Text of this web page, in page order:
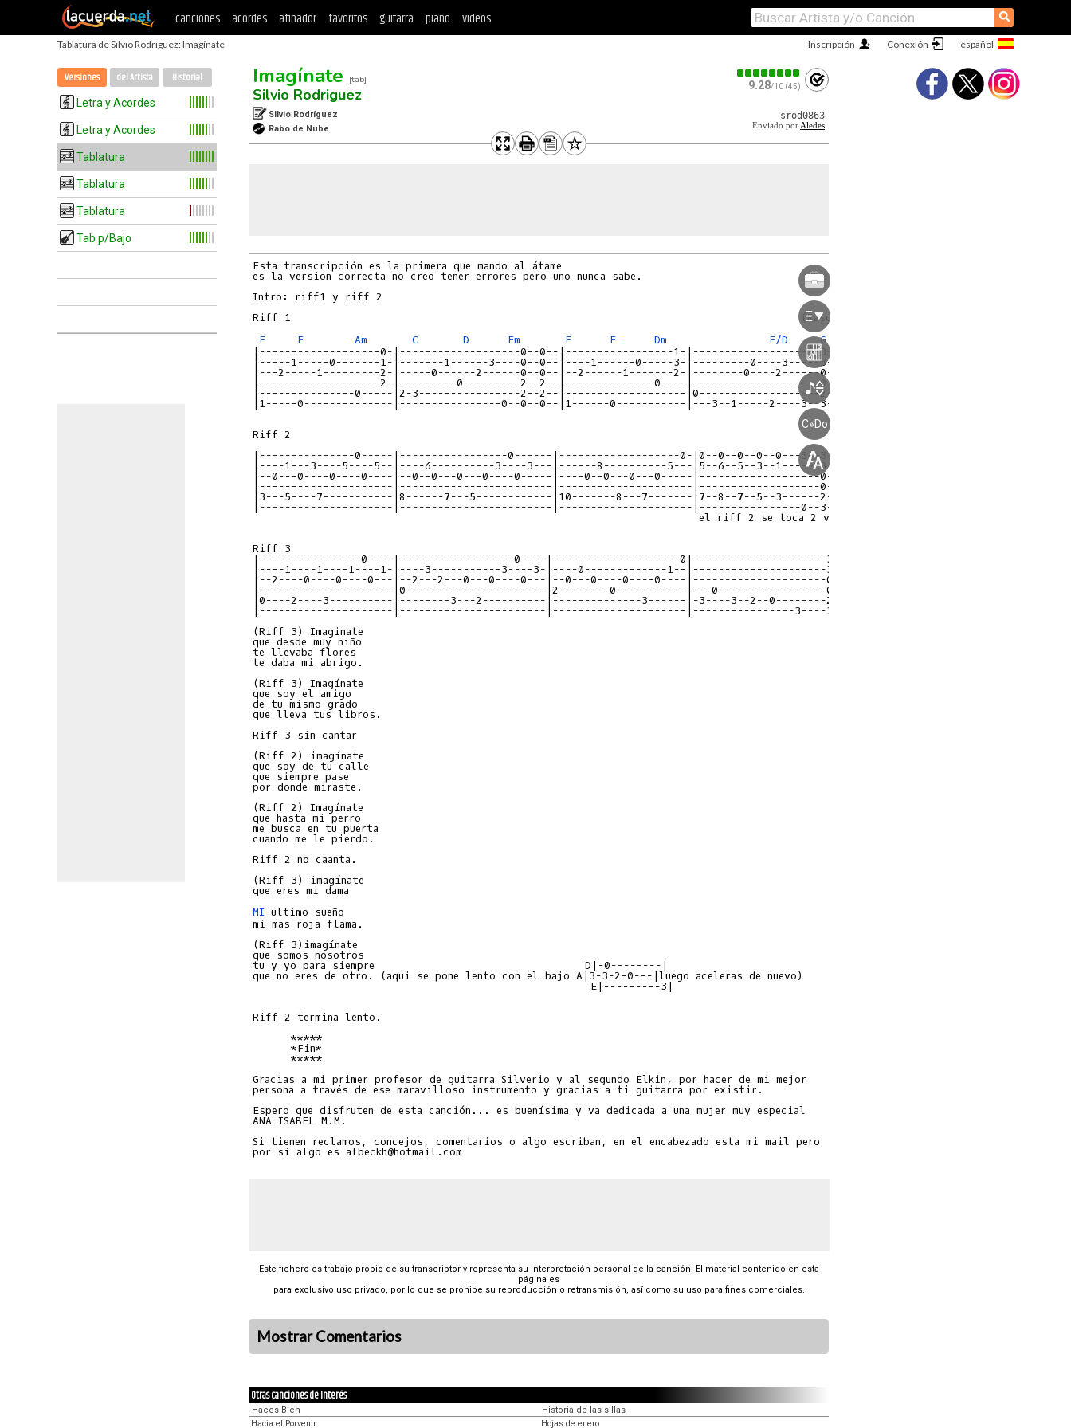
canciones acordes afinador favoritos guitarra piano videos ⚲
Tablatura de Silvio Rodriguez: Imagínate Conexión
Inscripción
Versiones del Artista Historial
Letra y Acordes
Letra y Acordes
Tablatura
Tablatura
Tablatura
Tab p/Bajo
Imagínate [tab]
Silvio Rodriguez 9.28/10 (45)
Silvio Rodríguez
Rabo de Nube
srod0863
Enviado por Aledes
C»Do
Esta transcripción es la primera que mando al átame
es la version correcta no creo tener errores pero uno nunca sabe.
Intro: riff1 y riff 2
F
E Am C D Em F E Dm F/D
G
|-------------------0-|-------------------0--0--|-----------------1-|--------------------3-3-3|
|-----1-----0-------1-|-------1------3----0--0--|----1------0-----3-|---------0----3-----3-3-3|
|---2-----1---------2-|-----0------2------0--0--|--2------1-------2-|--------0----2------0-0-0|
|-------------------2-|---------0---------2--2--|--------------0----|--------------------0-0-0|
|---------------0-----|2-3----------------2--2--|-------------------|0-------------------2-2-2|
Riff 2
|---------------0-----|-----------------0------|-------------------0-|0--0--0--0--0---3--3-3-3|
|----1---3----5----5--|----6----------3----3---|------8----------5---|5--6--5--3--1------3-3-3|
|--0---0----0----0----|--0--0---0---0----0-----|----0--0---0---0-----|-------------------0-0-0|
|---------------------|------------------------|---------------------|-------------------0-0-0|
|---------------------|------------------------|---------------------|----------------0--3-3-3|
|----------------0----|------------------0----|--------------------0|---------------------3-3-3|
|----1----1----1----1-|----3-----------3----3-|----0-------------1--|---------------------3-3-3|
|--2----0----0----0---|--2---2---0---0----0---|--0---0----0----0----|---------------------0-0-0|
|---------------------|0----------------------|2--------0-----------|---0-----------------0-0-0|
|---------------------|-----------------------|---------------------|----------------3----3-3-3|
(Riff 3) Imaginate
que desde muy niño
te llevaba flores
te daba mi abrigo.
(Riff 3) Imagínate
que soy el amigo
de tu mismo grado
que lleva tus libros.
Riff 3 sin cantar
(Riff 2) imagínate
que soy de tu calle
que siempre pase
por donde miraste.
(Riff 2) Imagínate
que hasta mi perro
me busca en tu puerta
cuando me le pierdo.
Riff 2 no caanta.
(Riff 3) imagínate
MI ultimo sueño
mi mas roja flama.
(Riff 3)imagínate
que somos nosotros
tu y yo para siempre                                 D|-0--------|
que no eres de otro. (aqui se pone lento con el bajo A|3-3-2-0---|luego aceleras de nuevo)
                                                     E|---------3|
Riff 2 termina lento.
      *****
      *Fin*
      *****
Gracias a mi primer profesor de guitarra Silverio y al segundo Elkin, por hacer de mi mejor
persona a través de ese maravilloso instrumento y gracias a ti guitarra por existir.
Espero que disfruten de esta canción... es buenísima y va dedicada a una mujer muy especial
ANA ISABEL M.M.
Si tienen reclamos, concejos, comentarios o algo escriban, en el encabezado esta mi mail pero
Este fichero es trabajo propio de su transcriptor y representa su interpretación personal de la canción. El material contenido en esta
página es
para exclusivo uso privado, por lo que se prohibe su reproducción o retransmisión, así como su uso para fines comerciales.
Mostrar Comentarios
Otras canciones de Interés
Haces Bien
Hacia el Porvenir
Historia de las sillas
Hojas de enero